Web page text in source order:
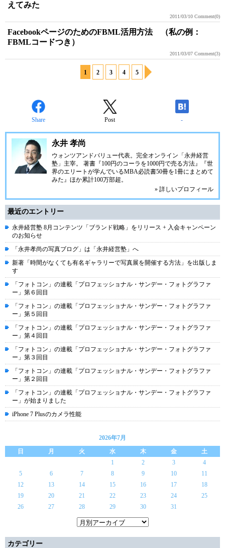
えてみた
2011/03/10 Comment(0)
FacebookページのためのFBML活用方法 （私の例：
FBMLコードつき）
2011/03/07 Comment(3)
1 2 3 4 5
Share Post -
永井 孝尚
ウォンツアンドバリュー代表。完全オンライン「永井経営
塾」主宰。 著書『100円のコーラを1000円で売る方法』『世
界のエリートが学んでいるMBA必読書50冊を1冊にまとめて
みた』ほか累計100万部超。
» 詳しいプロフィール
最近のエントリー
永井経営塾 8月コンテンツ「ブランド戦略」をリリース + 入会キャンペーン
のお知らせ
「永井孝尚の写真ブログ」は「永井経営塾」へ
新著「時間がなくても有名ギャラリーで写真展を開催する方法」を出版しま
す
「フォトコン」の連載「プロフェッショナル・サンデー・フォトグラファ
ー」第６回目
「フォトコン」の連載「プロフェッショナル・サンデー・フォトグラファ
ー」第５回目
「フォトコン」の連載「プロフェッショナル・サンデー・フォトグラファ
ー」第４回目
「フォトコン」の連載「プロフェッショナル・サンデー・フォトグラファ
ー」第３回目
「フォトコン」の連載「プロフェッショナル・サンデー・フォトグラファ
ー」第２回目
「フォトコン」の連載「プロフェッショナル・サンデー・フォトグラファ
ー」が始まりました
iPhone 7 Plusのカメラ性能
2026年7月
日
月 火 水 木 金
土
1
2 3
4
5
6 7 8 9 10
11
12
13 14 15 16 17
18
19
20 21 22 23 24
25
26
27 28 29 30 31
カテゴリー